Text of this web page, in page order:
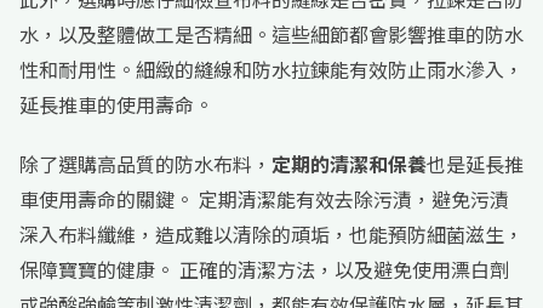
水，以及整體做工是否精細。這些細節都會影響推車的防水
性和耐用性。細緻的縫線和防水拉鍊能有效防止雨水滲入，
延長推車的使用壽命。
除了選購高品質的防水布料， 定期的清潔和保養也是延長推
車使用壽命的關鍵。 定期清潔能有效去除污漬，避免污漬
深入布料纖維，造成難以清除的頑垢，也能預防細菌滋生，
保障寶寶的健康。 正確的清潔方法，以及避免使用漂白劑